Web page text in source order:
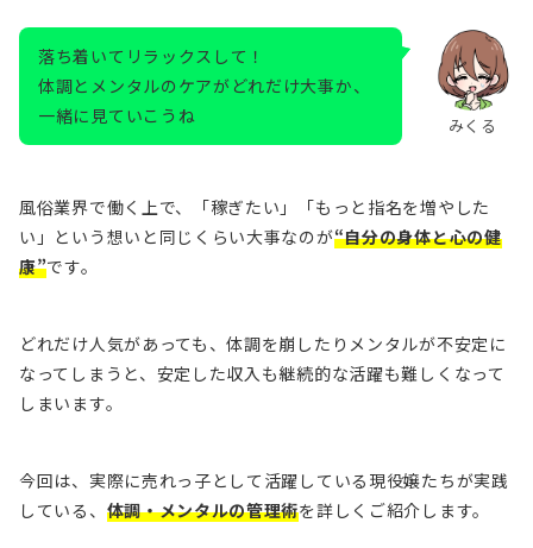
みくる
落ち着いてリラックスして！
体調とメンタルのケアがどれだけ大事か、
一緒に見ていこうね
風俗業界で働く上で、「稼ぎたい」「もっと指名を増やした
い」という想いと同じくらい大事なのが“自分の身体と心の健
康”です。
どれだけ人気があっても、体調を崩したりメンタルが不安定に
なってしまうと、安定した収入も継続的な活躍も難しくなって
しまいます。
今回は、実際に売れっ子として活躍している現役嬢たちが実践
している、 体調・メンタルの管理術を詳しくご紹介します。